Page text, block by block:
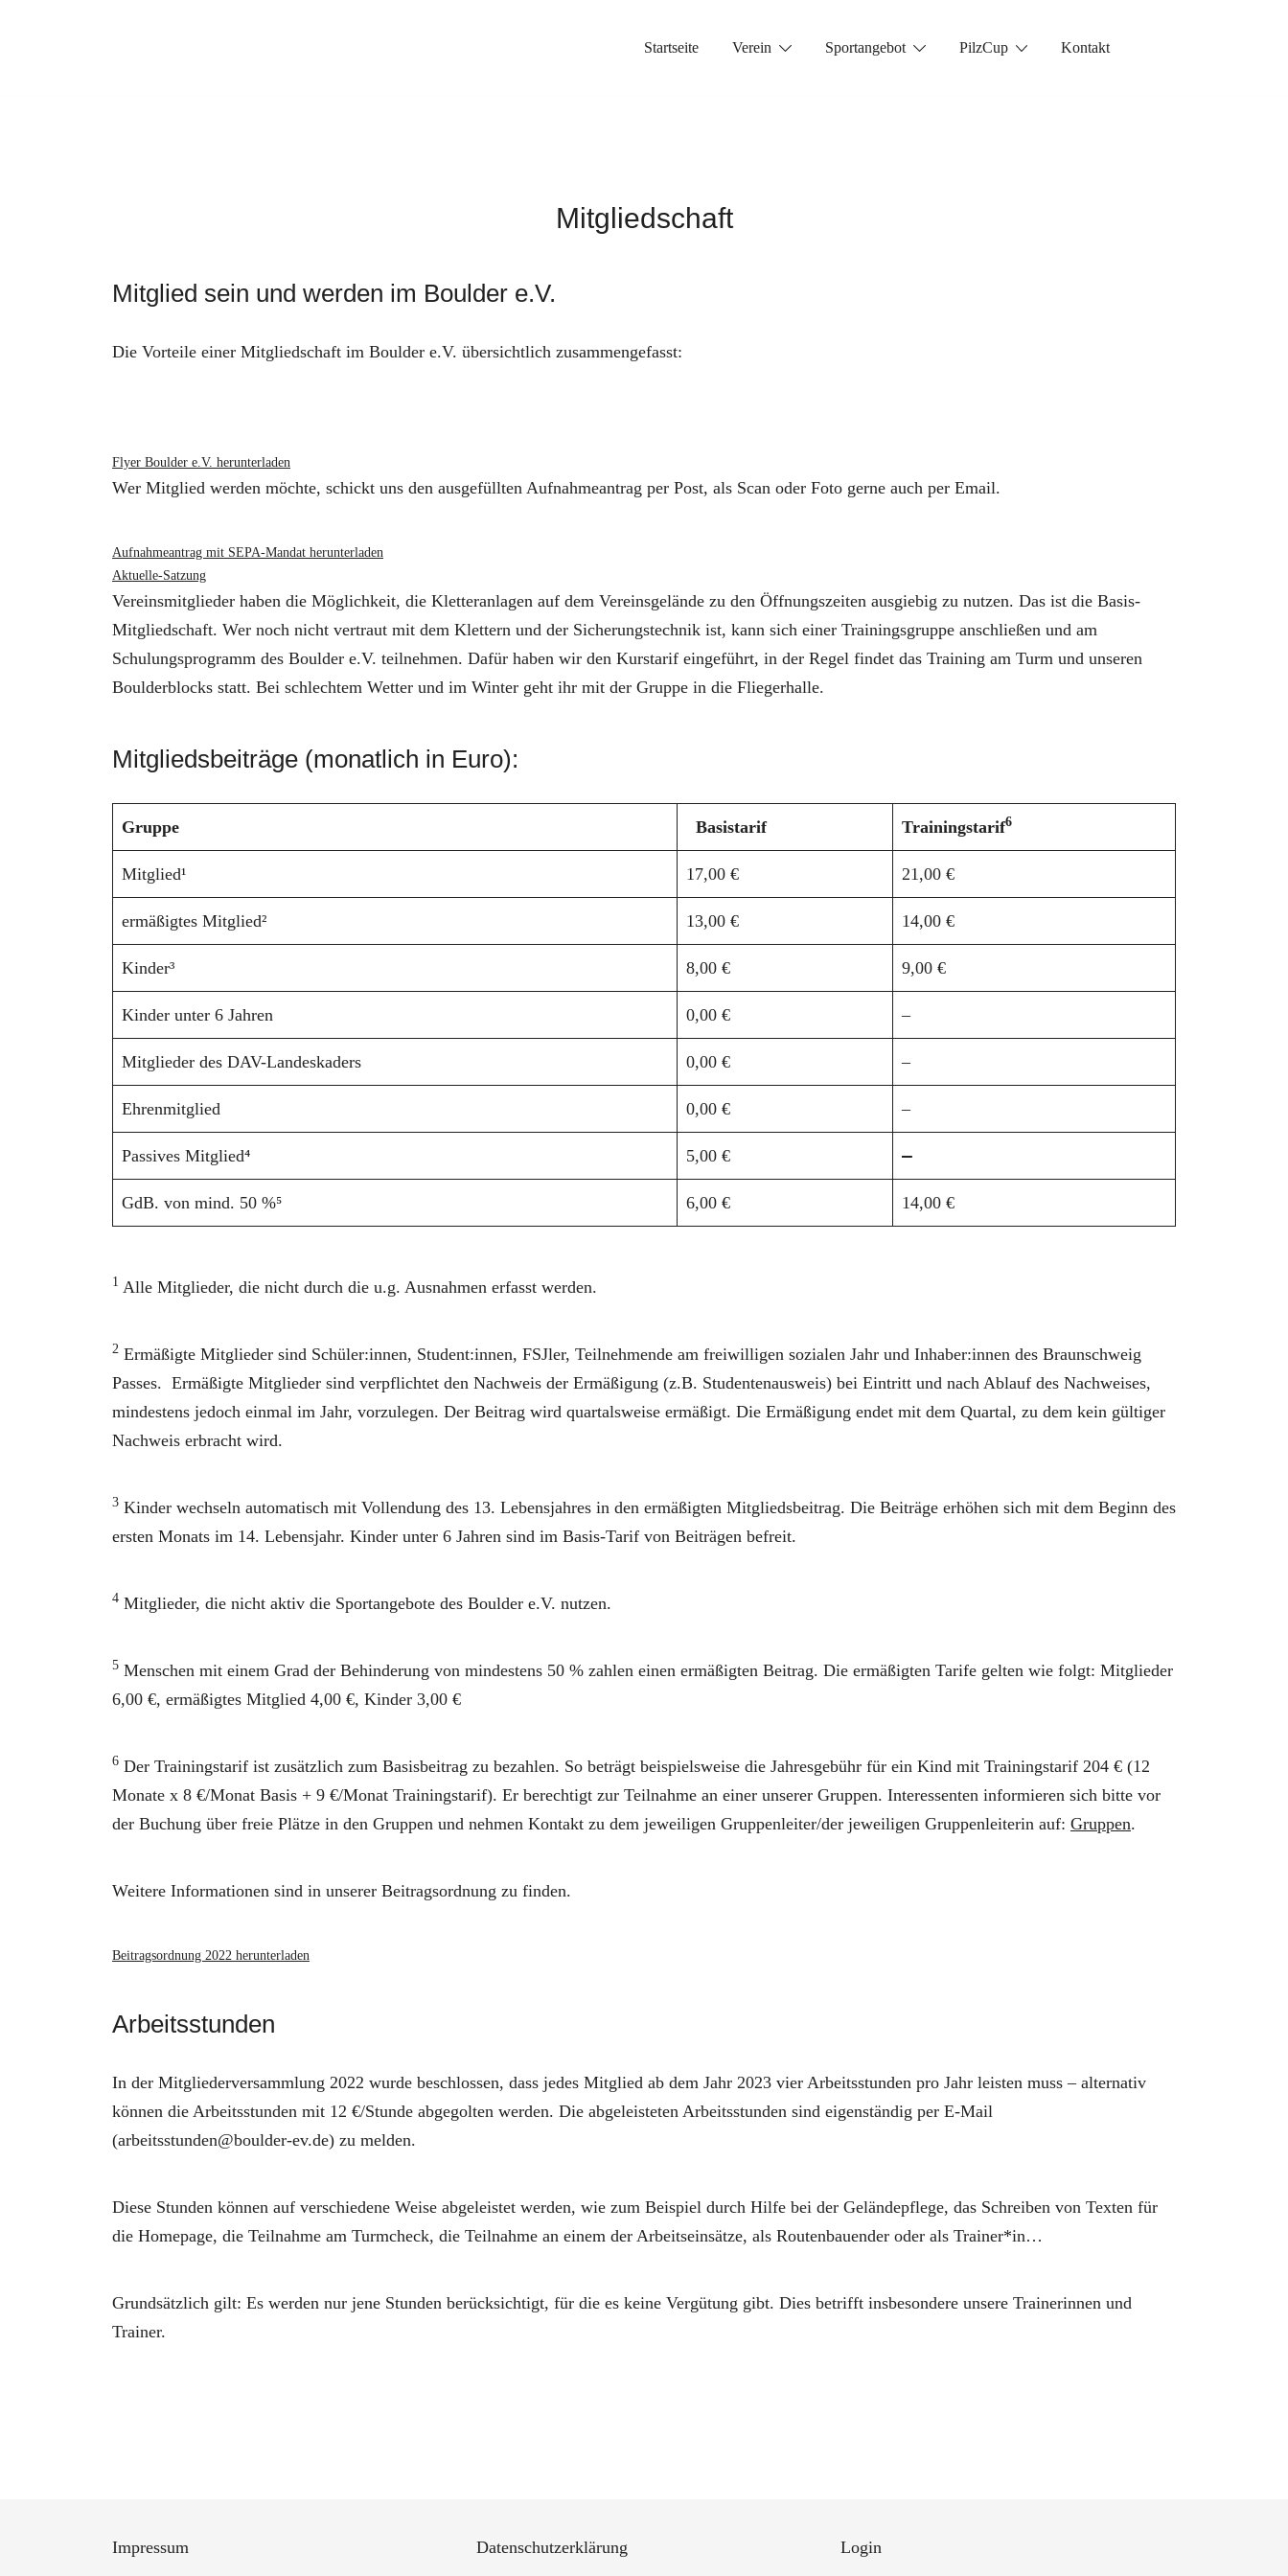
Startseite Verein Sportangebot PilzCup Kontakt
Mitgliedschaft
Mitglied sein und werden im Boulder e.V.
Die Vorteile einer Mitgliedschaft im Boulder e.V. übersichtlich zusammengefasst:
Flyer Boulder e.V. herunterladen
Wer Mitglied werden möchte, schickt uns den ausgefüllten Aufnahmeantrag per Post, als Scan oder Foto gerne auch per Email.
Aufnahmeantrag mit SEPA-Mandat herunterladen
Aktuelle-Satzung
Vereinsmitglieder haben die Möglichkeit, die Kletteranlagen auf dem Vereinsgelände zu den Öffnungszeiten ausgiebig zu nutzen. Das ist die Basis-
Mitgliedschaft. Wer noch nicht vertraut mit dem Klettern und der Sicherungstechnik ist, kann sich einer Trainingsgruppe anschließen und am
Schulungsprogramm des Boulder e.V. teilnehmen. Dafür haben wir den Kurstarif eingeführt, in der Regel findet das Training am Turm und unseren
Boulderblocks statt. Bei schlechtem Wetter und im Winter geht ihr mit der Gruppe in die Fliegerhalle.
Mitgliedsbeiträge (monatlich in Euro):
Gruppe Basistarif Trainingstarif6
Mitglied¹ 17,00 € 21,00 €
ermäßigtes Mitglied² 13,00 € 14,00 €
Kinder³ 8,00 € 9,00 €
Kinder unter 6 Jahren 0,00 € –
Mitglieder des DAV-Landeskaders 0,00 € –
Ehrenmitglied 0,00 € –
Passives Mitglied⁴ 5,00 € –
GdB. von mind. 50 %⁵ 6,00 € 14,00 €
1 Alle Mitglieder, die nicht durch die u.g. Ausnahmen erfasst werden.
2 Ermäßigte Mitglieder sind Schüler:innen, Student:innen, FSJler, Teilnehmende am freiwilligen sozialen Jahr und Inhaber:innen des Braunschweig
Passes. Ermäßigte Mitglieder sind verpflichtet den Nachweis der Ermäßigung (z.B. Studentenausweis) bei Eintritt und nach Ablauf des Nachweises,
mindestens jedoch einmal im Jahr, vorzulegen. Der Beitrag wird quartalsweise ermäßigt. Die Ermäßigung endet mit dem Quartal, zu dem kein gültiger
Nachweis erbracht wird.
3 Kinder wechseln automatisch mit Vollendung des 13. Lebensjahres in den ermäßigten Mitgliedsbeitrag. Die Beiträge erhöhen sich mit dem Beginn des
ersten Monats im 14. Lebensjahr. Kinder unter 6 Jahren sind im Basis-Tarif von Beiträgen befreit.
4 Mitglieder, die nicht aktiv die Sportangebote des Boulder e.V. nutzen.
5 Menschen mit einem Grad der Behinderung von mindestens 50 % zahlen einen ermäßigten Beitrag. Die ermäßigten Tarife gelten wie folgt: Mitglieder
6,00 €, ermäßigtes Mitglied 4,00 €, Kinder 3,00 €
6 Der Trainingstarif ist zusätzlich zum Basisbeitrag zu bezahlen. So beträgt beispielsweise die Jahresgebühr für ein Kind mit Trainingstarif 204 € (12
Monate x 8 €/Monat Basis + 9 €/Monat Trainingstarif). Er berechtigt zur Teilnahme an einer unserer Gruppen. Interessenten informieren sich bitte vor
der Buchung über freie Plätze in den Gruppen und nehmen Kontakt zu dem jeweiligen Gruppenleiter/der jeweiligen Gruppenleiterin auf: Gruppen.
Weitere Informationen sind in unserer Beitragsordnung zu finden.
Beitragsordnung 2022 herunterladen
Arbeitsstunden
In der Mitgliederversammlung 2022 wurde beschlossen, dass jedes Mitglied ab dem Jahr 2023 vier Arbeitsstunden pro Jahr leisten muss – alternativ
können die Arbeitsstunden mit 12 €/Stunde abgegolten werden. Die abgeleisteten Arbeitsstunden sind eigenständig per E-Mail
(arbeitsstunden@boulder-ev.de) zu melden.
Diese Stunden können auf verschiedene Weise abgeleistet werden, wie zum Beispiel durch Hilfe bei der Geländepflege, das Schreiben von Texten für
die Homepage, die Teilnahme am Turmcheck, die Teilnahme an einem der Arbeitseinsätze, als Routenbauender oder als Trainer*in…
Grundsätzlich gilt: Es werden nur jene Stunden berücksichtigt, für die es keine Vergütung gibt. Dies betrifft insbesondere unsere Trainerinnen und
Trainer.
Impressum Datenschutzerklärung Login